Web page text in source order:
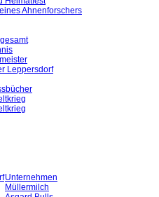
Ahnenforschers
Leppersdorf
Unternehmen
Müllermilch